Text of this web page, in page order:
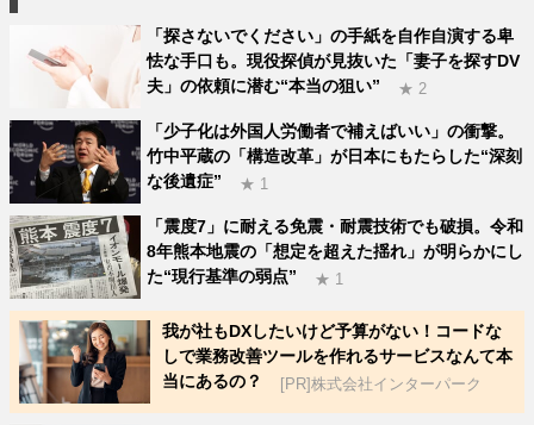
「探さないでください」の手紙を自作自演する卑
怯な手口も。現役探偵が見抜いた「妻子を探すDV
夫」の依頼に潜む“本当の狙い”
★ 2
「少子化は外国人労働者で補えばいい」の衝撃。
竹中平蔵の「構造改革」が日本にもたらした“深刻
な後遺症”
★ 1
「震度7」に耐える免震・耐震技術でも破損。令和
8年熊本地震の「想定を超えた揺れ」が明らかにし
た“現行基準の弱点”
★ 1
我が社もDXしたいけど予算がない！コードな
しで業務改善ツールを作れるサービスなんて本
当にあるの？
[PR]株式会社インターパーク